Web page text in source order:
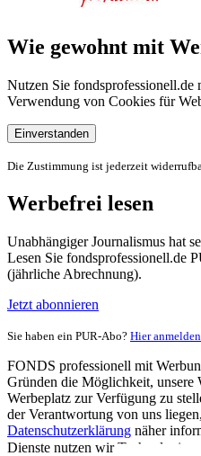
Wie gewohnt mit
Nutzen Sie
Verwendung von Cookies für
Einverstanden
Die Zustimmung ist jederzeit
Werbefrei lesen
Unabhängiger Journalismus hat
Lesen Sie fondsprofessionell.de
(jährliche Abrechnung).
Jetzt abonnieren
Sie haben ein PUR-Abo? Hier anmelden.
FONDS professionell mit
Gründen die Möglichkeit, unsere
Werbeplatz zur Verfügung zu
der Verantwortung von uns
Datenschutzerklärung näher
Dienste nutzen wir Technologien